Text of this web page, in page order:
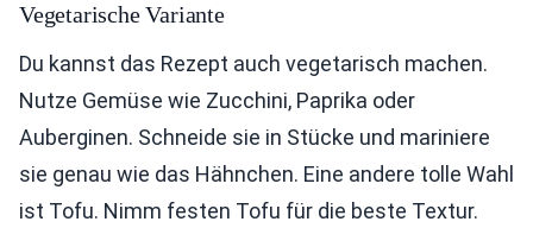
Vegetarische Variante
Du kannst das Rezept auch vegetarisch machen.
Nutze Gemüse wie Zucchini, Paprika oder
Auberginen. Schneide sie in Stücke und mariniere
sie genau wie das Hähnchen. Eine andere tolle Wahl
ist Tofu. Nimm festen Tofu für die beste Textur.